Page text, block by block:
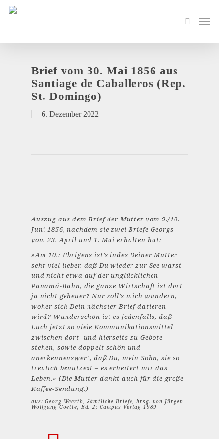
Brief vom 30. Mai 1856 aus
Santiage de Caballeros (Rep.
St. Domingo)
6. Dezember 2022
Auszug aus dem Brief der Mutter vom 9./10.
Juni 1856, nachdem sie zwei Briefe Georgs
vom 23. April und 1. Mai erhalten hat:
»Am 10.: Übrigens ist’s indes Deiner Mutter
sehr viel lieber, daß Du wieder zur See warst
und nicht etwa auf der unglücklichen
Panamá-Bahn, die ganze Wirtschaft ist dort
ja nicht geheuer? Nur soll’s mich wundern,
woher sich Dein nächster Brief datieren
wird? Wunderschön ist es jedenfalls, daß
Euch jetzt so viele Kommunikationsmittel
zwischen dort- und hierseits zu Gebote
stehen, sowie doppelt schön und
anerkennenswert, daß Du, mein Sohn, sie so
treulich benutzest – es erheitert mir das
Leben.« (Die Mutter dankt auch für die große
Kaffee-Sendung.)
aus: Georg Weerth, Sämtliche Briefe, hrsg. von Jürgen-
Wolfgang Goette, Bd. 2; Campus Verlag 1989